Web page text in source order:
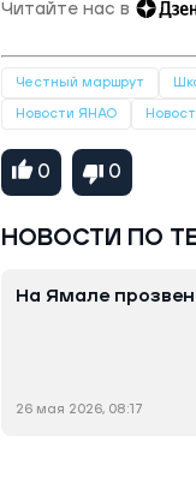
Читайте нас в
Честный маршрут
Новости ЯНАО
0 0
НОВОСТИ ПО
На Ямале
26 мая 2026, 08:17